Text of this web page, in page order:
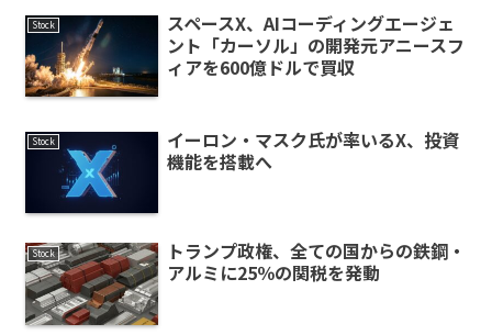
Stock
スペースX、AIコーディングエージェ
ント「カーソル」の開発元アニースフ
ィアを600億ドルで買収
Stock
イーロン・マスク氏が率いるX、投資
機能を搭載へ
Stock
トランプ政権、全ての国からの鉄鋼・
アルミに25％の関税を発動